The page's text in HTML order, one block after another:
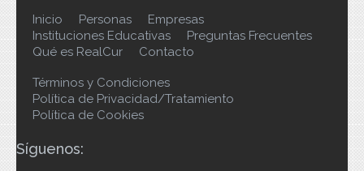
Inicio Personas
Empresas
Instituciones Educativas
Preguntas Frecuentes
Qué es RealCur
Contacto
Términos y Condiciones
Política de Privacidad/Tratamiento
Política de Cookies
Síguenos: